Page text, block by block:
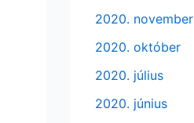
2020. november
2020. október
2020. július
2020. június